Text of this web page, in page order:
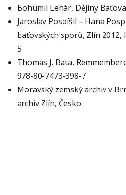
Bohumil Lehár, Dějiny
Jaroslav Pospíšil – Hana
baťovských sporů, Zlín 2012,
5
Thomas J. Bata,
978-80-7473-398-7
Moravský zemský archiv v
archiv Zlín, Česko